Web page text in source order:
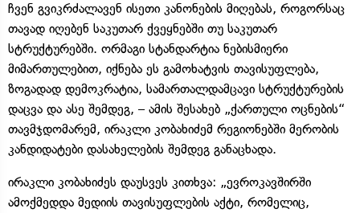
ჩვენ გვიკრძალავენ ისეთი კანონების მიღებას, როგორსაც
თავად იღებენ საკუთარ ქვეყნებში თუ საკუთარ
სტრუქტურებში. ორმაგი სტანდარტია ნებისმიერი
მიმართულებით, იქნება ეს გამოხატვის თავისუფლება,
ზოგადად დემოკრატია, სამართალდამცავი სტრუქტურების
დაცვა და ასე შემდეგ, – ამის შესახებ „ქართული ოცნების“
თავმჯდომარემ, ირაკლი კობახიძემ რეგიონებში მერობის
კანდიდატები დასახელების შემდეგ განაცხადა.
ირაკლი კობახიძეს დაუსვეს კითხვა: „ევროკავშირში
ამოქმედდა მედიის თავისუფლების აქტი, რომელიც,